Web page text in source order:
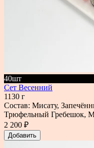
40шт
Сет Весенний
1130 г
Состав: Мисату,
Трюфельный Гребешок,
2 200 ₽
Добавить